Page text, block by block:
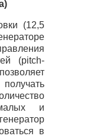
(12,5
(pitch-
и
в